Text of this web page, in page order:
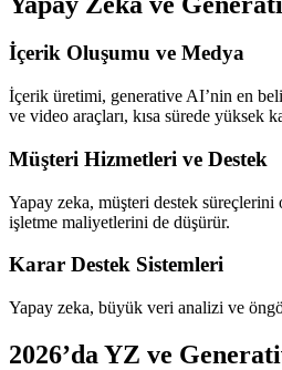
İçerik Oluşumu ve Medya
İçerik üretimi, generative AI’nin en
ve video araçları, kısa sürede yüksek
Müşteri Hizmetleri ve Destek
Yapay zeka, müşteri destek süreçlerini
işletme maliyetlerini de düşürür.
Karar Destek Sistemleri
Yapay zeka, büyük veri analizi ve
2026’da YZ ve